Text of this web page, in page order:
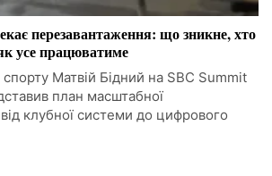
перезавантаження: що зникне, хто
усе працюватиме
спорту Матвій Бідний на SBC Summit
план масштабної
клубної системи до цифрового